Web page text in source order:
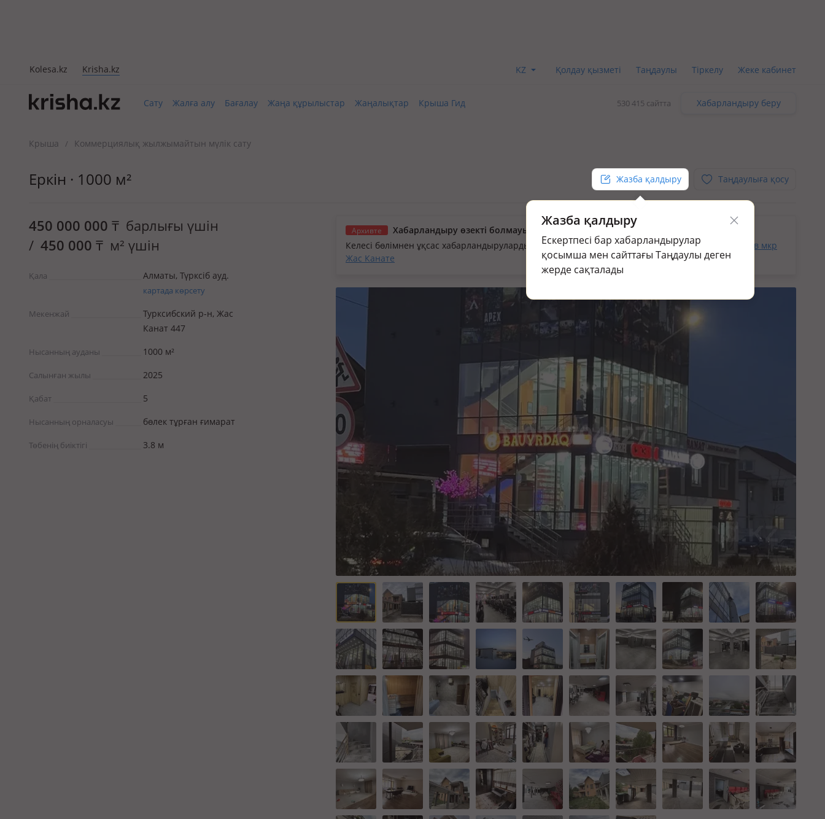
Kolesa.kz Krisha.kz KZ Қолдау қызметі Таңдаулы Тіркелу Жеке кабинет
Сату Жалға алу Бағалау Жаңа құрылыстар Жаңалықтар Крыша Гид 530 415 сайтта Хабарландыру беру
Крыша / Коммерциялық жылжымайтын мүлік сату
Еркін · 1000 м² Жазба қалдыру
Жазба қалдыру
Ескертпесі бар хабарландырулар
қосымша мен сайттағы Таңдаулы деген
жерде сақталады
Таңдаулыға қосу
450 000 000 ₸ барлығы үшін
/ 450 000 ₸ м² үшін
Қала Алматы, Түрксіб ауд.
картада көрсету
Мекенжай
Турксибский р-н, Жас
Канат 447
Нысанның ауданы 1000 м²
Салынған жылы 2025
Қабат 5
Нысанның орналасуы бөлек тұрған ғимарат
Төбенің биіктігі 3.8 м
Архивте
Хабарландыру өзекті болмауы мүмкін.
Келесі бөлімнен ұқсас хабарландыруларды қараңыз: Коммерциялық жылжымайтын мүлік сату в мкр
Жас Канате